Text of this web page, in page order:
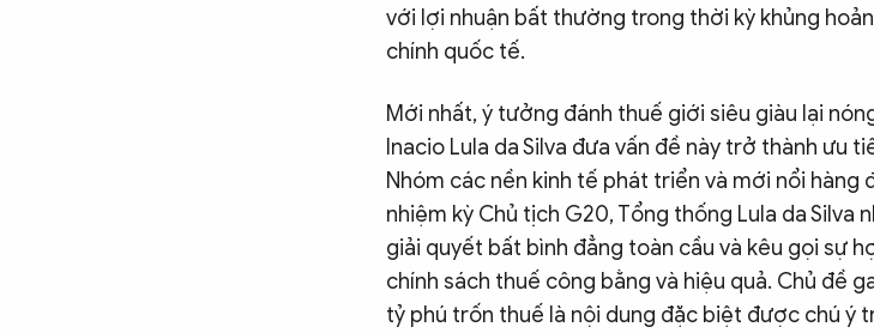
với lợi nhuận bất thường trong thời kỳ khủng
chính quốc tế.
Mới nhất, ý tưởng đánh thuế giới siêu giàu lại
Inacio Lula da Silva đưa vấn đề này trở thành ưu
Nhóm các nền kinh tế phát triển và mới nổi hàng
nhiệm kỳ Chủ tịch G20, Tổng thống Lula da Silva
giải quyết bất bình đẳng toàn cầu và kêu gọi sự
chính sách thuế công bằng và hiệu quả. Chủ đề
tỷ phú trốn thuế là nội dung đặc biệt được chú ý